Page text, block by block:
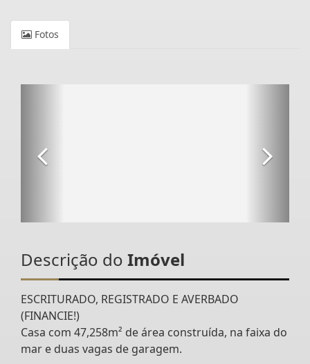
Fotos
Descrição do Imóvel
ESCRITURADO, REGISTRADO E AVERBADO
(FINANCIE!)
Casa com 47,258m² de área construída, na faixa do
mar e duas vagas de garagem.